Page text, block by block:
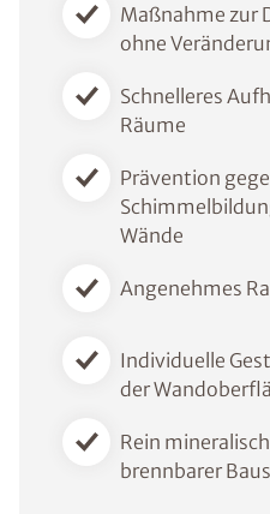
Maßnahme zur
ohne
Schnelleres
Räume
Prävention
Wände
Angenehmes
Individuelle
der
Rein
brennbarer